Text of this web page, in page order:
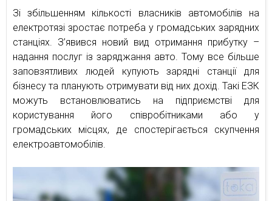
Зі збільшенням кількості власників автомобілів на
електротязі зростає потреба у громадських зарядних
станціях. З’явився новий вид отримання прибутку –
надання послуг із заряджання авто. Тому все більше
заповзятливих людей купують зарядні станції для
бізнесу та планують отримувати від них дохід. Такі ЕЗК
можуть встановлюватись на підприємстві для
користування його співробітниками або у
громадських місцях, де спостерігається скупчення
електроавтомобілів.